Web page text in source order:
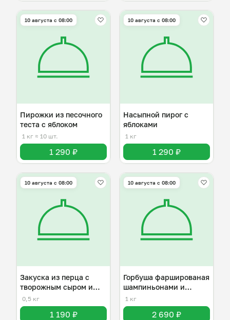
10 августа с 08:00
Пирожки из песочного
теста с яблоком
1 кг ≈ 10 шт.
1 290 ₽
10 августа с 08:00
Насыпной пирог с
яблоками
1 кг
1 290 ₽
10 августа с 08:00
Закуска из перца с
творожным сыром и
орехами .
0,5 кг
1 190 ₽
10 августа с 08:00
Горбуша фаршированая
шампиньонами и
моцарелла .
1 кг
2 690 ₽